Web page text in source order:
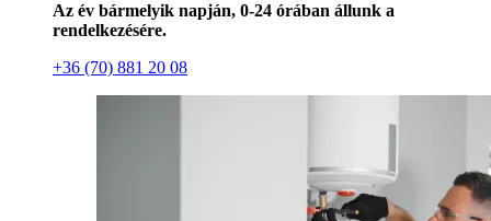
Az év bármelyik napján, 0-24 órában állunk a
rendelkezésére.
+36 (70) 881 20 08